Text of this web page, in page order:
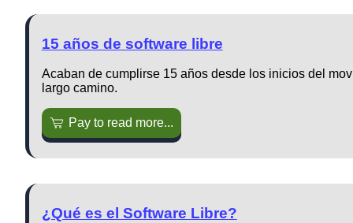
15 años de software libre
Acaban de cumplirse 15 años desde los inicios del
largo camino.
Pay to read more...
¿Qué es el Software Libre?